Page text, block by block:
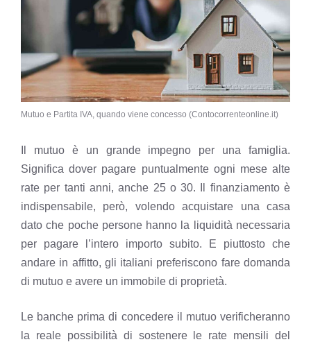
Mutuo e Partita IVA, quando viene concesso (Contocorrenteonline.it)
Il mutuo è un grande impegno per una famiglia.
Significa dover pagare puntualmente ogni mese alte
rate per tanti anni, anche 25 o 30. Il finanziamento è
indispensabile, però, volendo acquistare una casa
dato che poche persone hanno la liquidità necessaria
per pagare l’intero importo subito. E piuttosto che
andare in affitto, gli italiani preferiscono fare domanda
di mutuo e avere un immobile di proprietà.
Le banche prima di concedere il mutuo verificheranno
la reale possibilità di sostenere le rate mensili del